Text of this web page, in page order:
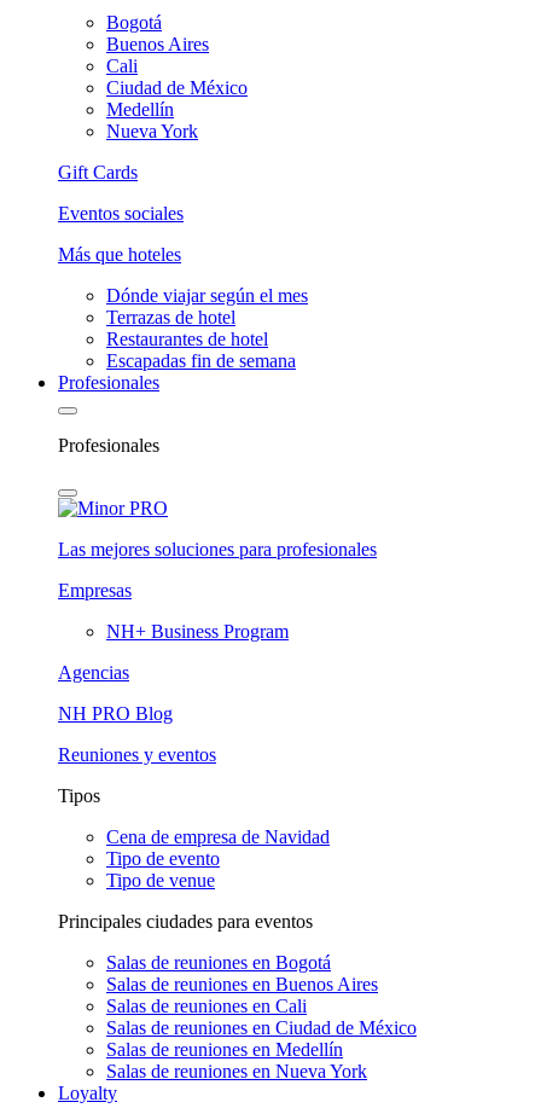
Bogotá
Buenos Aires
Cali
Ciudad de México
Medellín
Nueva York
Gift Cards
Eventos sociales
Más que hoteles
Dónde viajar según el mes
Terrazas de hotel
Restaurantes de hotel
Escapadas fin de semana
Profesionales
Profesionales
Las mejores soluciones para profesionales
Empresas
NH+ Business Program
Agencias
NH PRO Blog
Reuniones y eventos
Tipos
Cena de empresa de Navidad
Tipo de evento
Tipo de venue
Principales ciudades para eventos
Salas de reuniones en Bogotá
Salas de reuniones en Buenos Aires
Salas de reuniones en Cali
Salas de reuniones en Ciudad de México
Salas de reuniones en Medellín
Salas de reuniones en Nueva York
Loyalty